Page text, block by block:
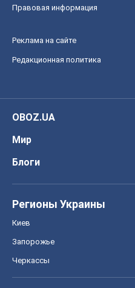
Правовая информация
Реклама на сайте
Редакционная политика
OBOZ.UA
Мир
Блоги
Регионы Украины
Киев
Запорожье
Черкассы